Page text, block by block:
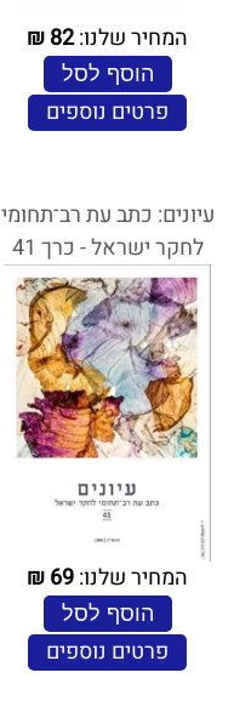
המחיר שלנו:82
₪
הוסף לסל
פרטים נוספים
עיונים: כתב עת רב־תחומי
לחקר ישראל - כרך 41
המחיר שלנו:69
₪
הוסף לסל
פרטים נוספים